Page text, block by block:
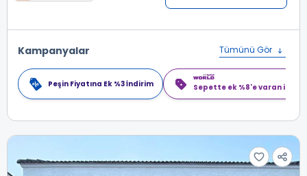
Kampanyalar Tümünü Gör
Peşin Fiyatına Ek %3 İndirim Sepette ek %8'e varan